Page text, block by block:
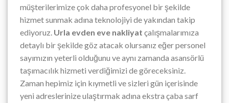
müşterilerimize çok daha profesyonel bir şekilde
hizmet sunmak adına teknolojiyi de yakından takip
ediyoruz. Urla evden eve nakliyat çalışmalarımıza
detaylı bir şekilde göz atacak olursanız eğer personel
sayımızın yeterli olduğunu ve aynı zamanda asansörlü
taşımacılık hizmeti verdiğimizi de göreceksiniz.
Zaman hepimiz için kıymetli ve sizleri gün içerisinde
yeni adreslerinize ulaştırmak adına ekstra çaba sarf